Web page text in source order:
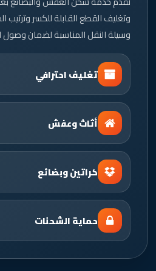
وتغليف القطع القابلة للكسر وترتيب
وسيلة النقل المناسبة لضمان وصول
تغليف احترافي
أثاث وعفش
كراتين وبضائع
حماية الشحنات